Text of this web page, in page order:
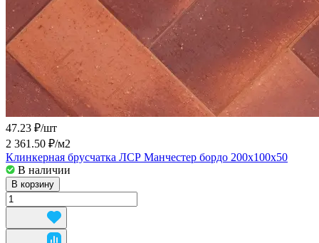
47.23 ₽/шт
2 361.50 ₽/м2
Клинкерная брусчатка ЛСР Манчестер бордо 200x100x50
В наличии
В корзину